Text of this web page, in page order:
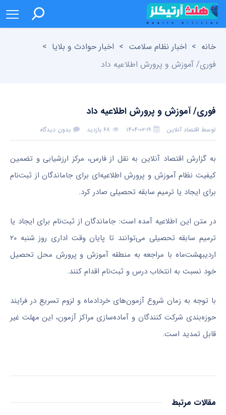
خانه > اخبار نظام سلامت > اخبار حوادث و بلایا >
فوری/ آموزش و پرورش اطلاعیه داد
فوری/ آموزش و پرورش اطلاعیه داد
توسط اقتصاد آنلاین ۱۴۰۴-۰۲-۱۹ ۶۸ بازدید بدون دیدگاه
به گزارش اقتصاد آنلاین به نقل از فارس، مرکز ارزشیابی و تضمین
کیفیت نظام آموزش و پرورش اطلاعیه‌ای برای جاماندگان از ثبت‌نام
برای ایجاد یا ترمیم سابقه تحصیلی صادر کرد.
در متن این اطلاعیه آمده است: جاماندگان از ثبت‌نام برای ایجاد یا
ترمیم سابقه تحصیلی می‌توانند تا پایان وقت اداری روز شنبه ۲۰
اردیبهشت‌ماه با مراجعه به منطقه آموزش و پرورش محل تحصیل
خود نسبت به انتخاب درس و ثبت‌نام اقدام کنند.
با توجه به زمان شروع آزمون‌های خردادماه و لزوم تسریع در فرایند
حوزه‌بندی شرکت کنندگان و آماده‌سازی مراکز آزمون، این مهلت غیر
قابل تمدید است.
مقالات مرتبط